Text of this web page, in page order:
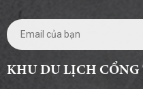
KHU DU LỊCH CỔNG